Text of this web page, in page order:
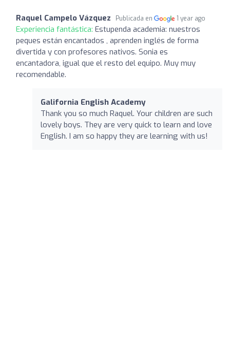
Raquel Campelo Vázquez Publicada en 1 year ago
Experiencia fantástica: Estupenda academia: nuestros
peques están encantados , aprenden inglés de forma
divertida y con profesores nativos. Sonia es
encantadora, igual que el resto del equipo. Muy muy
recomendable.
Galifornia English Academy
Thank you so much Raquel. Your children are such
lovely boys. They are very quick to learn and love
English. I am so happy they are learning with us!